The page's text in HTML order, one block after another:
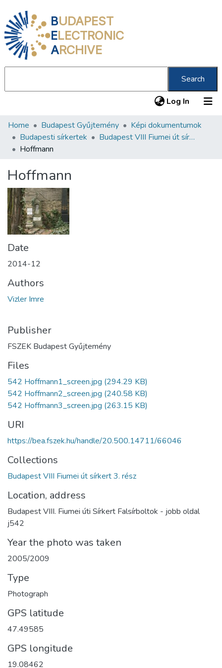
BUDAPEST
ELECTRONIC
ARCHIVE
Search
Log In (current)
Communities & Collections
All of DSpace
About us
Home Budapest Gyűjtemény
Képi dokumentumok
Budapesti sírkertek
Budapest VIII Fiumei út sírkert 3. rész
Hoffmann
Hoffmann
Date
2014-12
Authors
Vizler Imre
Publisher
FSZEK Budapest Gyűjtemény
Files
542 Hoffmann1_screen.jpg (294.29 KB)
542 Hoffmann2_screen.jpg (240.58 KB)
542 Hoffmann3_screen.jpg (263.15 KB)
URI
https://bea.fszek.hu/handle/20.500.14711/66046
Collections
Budapest VIII Fiumei út sírkert 3. rész
Location, address
Budapest VIII. Fiumei úti Sírkert Falsírboltok - jobb oldal
j542
Year the photo was taken
2005/2009
Type
Photograph
GPS latitude
47.49585
GPS longitude
19.08462